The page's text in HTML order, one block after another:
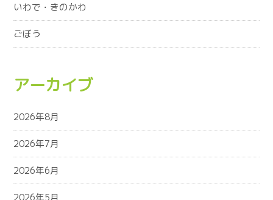
いわで・きのかわ
ごぼう
アーカイブ
2026年8月
2026年7月
2026年6月
2026年5月